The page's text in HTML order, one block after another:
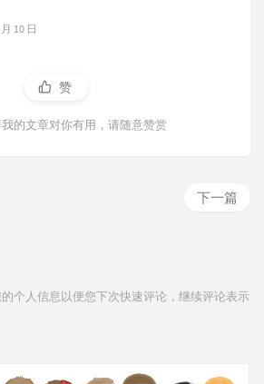
10 日
赞
的文章对你有用，请随意赞赏
下一篇
个人信息以便您下次快速评论，继续评论表示